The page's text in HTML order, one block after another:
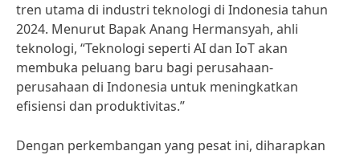
tren utama di industri teknologi di Indonesia tahun
2024. Menurut Bapak Anang Hermansyah, ahli
teknologi, “Teknologi seperti AI dan IoT akan
membuka peluang baru bagi perusahaan-
perusahaan di Indonesia untuk meningkatkan
efisiensi dan produktivitas.”
Dengan perkembangan yang pesat ini, diharapkan